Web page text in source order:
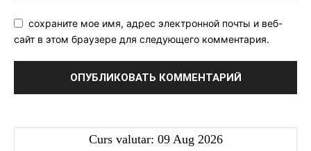
сохраните мое имя, адрес электронной почты и веб-
сайт в этом браузере для следующего комментария.
Curs valutar: 09 Aug 2026